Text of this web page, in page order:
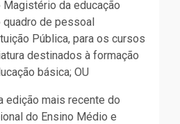
da educação
quadro de pessoal
Pública, para os cursos
destinados à formação
básica; OU
edição mais recente do
do Ensino Médio e